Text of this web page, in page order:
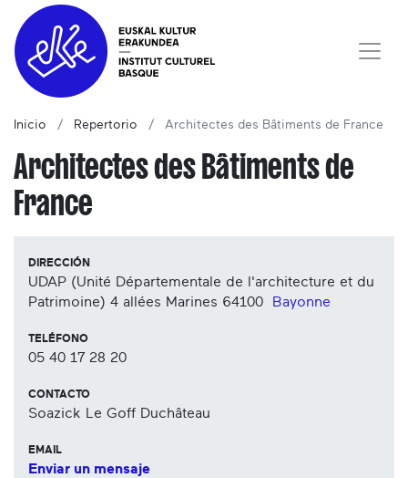
Inicio Repertorio Architectes des Bâtiments de France
Architectes des Bâtiments de
France
DIRECCIÓN
UDAP (Unité Départementale de l'architecture et du
Patrimoine) 4 allées Marines 64100 Bayonne
TELÉFONO
05 40 17 28 20
CONTACTO
Soazick Le Goff Duchâteau
EMAIL
Enviar un mensaje